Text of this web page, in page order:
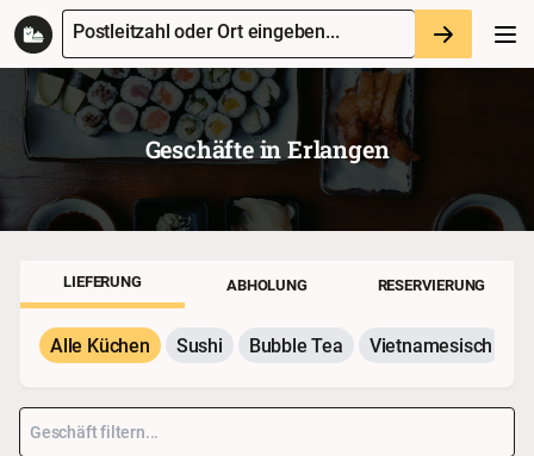
Postleitzahl oder Ort eingeben...
Geschäfte inErlangen
LIEFERUNG ABHOLUNG RESERVIERUNG
Alle Küchen Sushi Bubble Tea Vietnamesisch